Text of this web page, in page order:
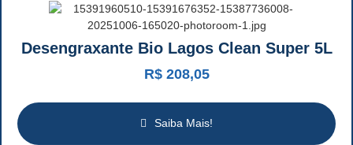
Desengraxante Bio Lagos Clean Super 5L
R$208,05
Saiba Mais!